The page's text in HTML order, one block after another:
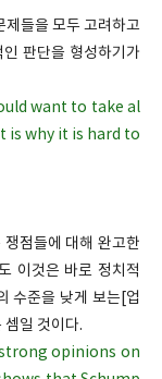
제들을 모두 고려하고
판단을 형성하기가
want to take al
is why it is hard to
점들에 대해 완고한
이것은 바로 정치적
수준을 낮게 보는[업
일 것이다.
opinions on